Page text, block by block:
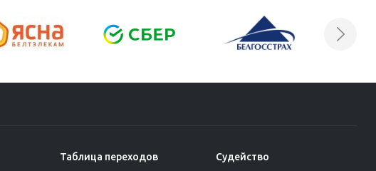
Таблица переходов Судейство